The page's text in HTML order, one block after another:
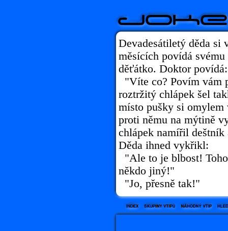
Devadesátiletý děda si
měsících povídá
děťátko. Doktor povídá:
"Víte co? Povím vám
roztržitý chlápek šel
místo pušky si omylem
proti němu na mýtině
chlápek namířil
Děda ihned vykřikl:
"Ale to je blbost!
někdo jiný!"
"Jo, přesně tak!"